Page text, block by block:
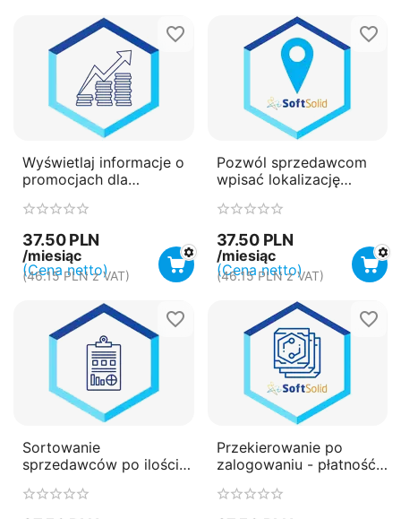
Wyświetlaj informacje o
promocjach dla
miesięczna
(subskrypcja)
37.50 PLN
/miesiąc
(Cena netto)
(46.15 PLNz VAT)
Pozwól sprzedawcom
wpisać lokalizację
rejestracji - płatność
miesięczna
(subskrypcja)
37.50 PLN
/miesiąc
(Cena netto)
(46.15 PLNz VAT)
Sortowanie
sprzedawców po ilości
produktów - płatność
miesięczna
Przekierowanie po
zalogowaniu - płatność
(subskrypcja)